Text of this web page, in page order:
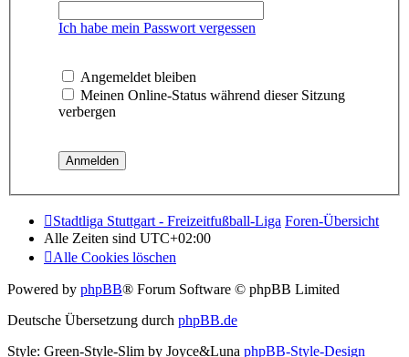
Ich habe mein Passwort vergessen
Angemeldet bleiben
Meinen Online-Status während dieser Sitzung
verbergen
Stadtliga Stuttgart - Freizeitfußball-Liga Foren-Übersicht
Alle Zeiten sind UTC+02:00
Alle Cookies löschen
Powered by phpBB® Forum Software © phpBB Limited
Deutsche Übersetzung durch phpBB.de
Style: Green-Style-Slim by Joyce&Luna phpBB-Style-Design